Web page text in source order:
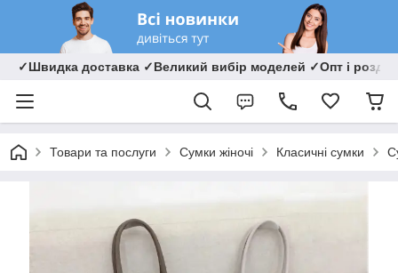
✓Швидка доставка ✓Великий вибір моделей ✓Опт і
Товари та послуги Сумки жіночі Класичні сумки